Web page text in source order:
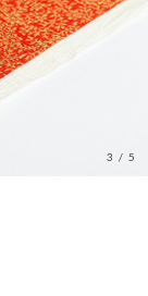
3 /5